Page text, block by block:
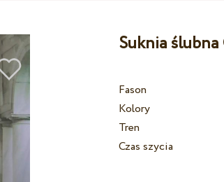
Suknia
Fason
Kolory
Tren
Czas szycia